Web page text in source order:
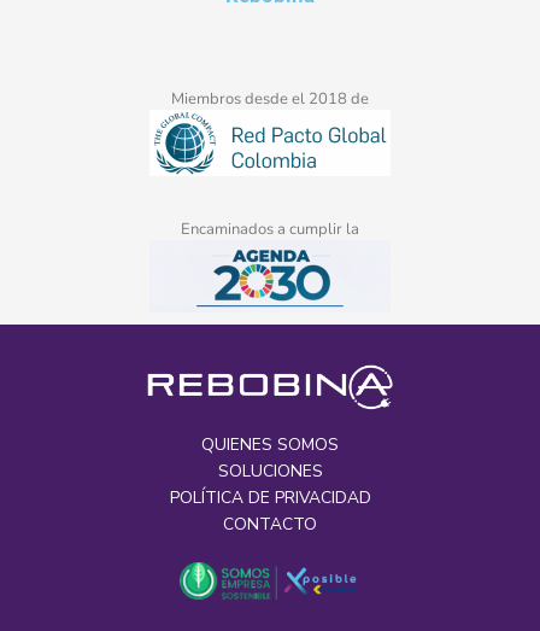
Miembros desde el 2018 de
Encaminados a cumplir la
QUIENES SOMOS
SOLUCIONES
POLÍTICA DE PRIVACIDAD
CONTACTO